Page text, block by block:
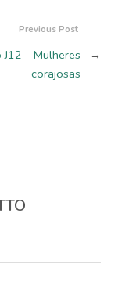
Previous Post
J12 – Mulheres
corajosas
→